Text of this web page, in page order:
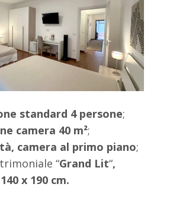
standard 4 persone;
camera 40 m²;
camera al primo piano;
“Grand Lit“,
x 190 cm.